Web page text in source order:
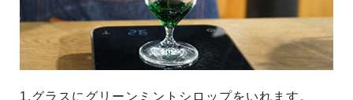
1.グラスにグリーンミントシロップをいれます。